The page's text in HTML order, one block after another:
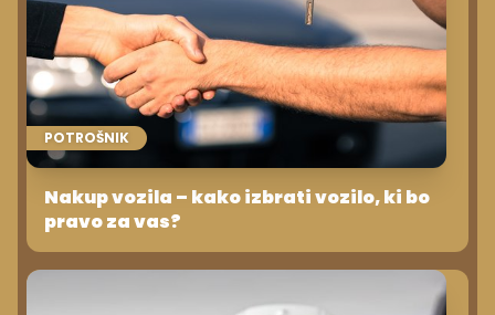
POTROŠNIK
Nakup vozila – kako izbrati vozilo, ki bo
pravo za vas?